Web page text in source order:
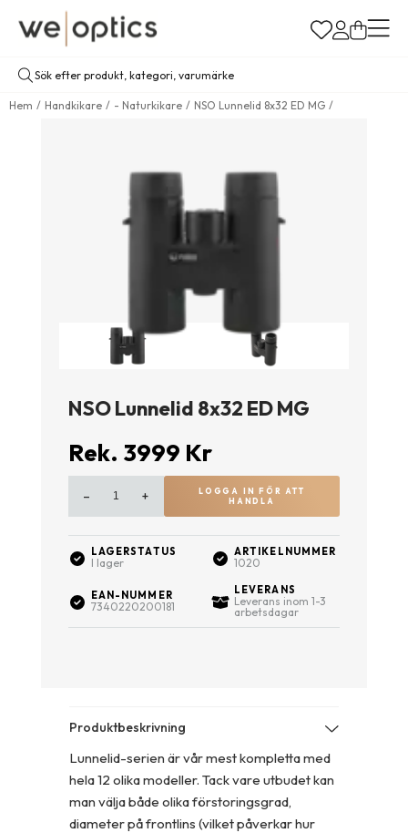
Hem Handkikare - Naturkikare NSO Lunnelid 8x32 ED MG
NSO Lunnelid 8x32 ED MG
Rek. 3999 Kr
– +
LOGGA IN FÖR ATT
HANDLA
LAGERSTATUS
I lager
ARTIKELNUMMER
1020
EAN-NUMMER
7340220200181
LEVERANS
Leverans inom 1-3
arbetsdagar
Produktbeskrivning
Lunnelid-serien är vår mest kompletta med
hela 12 olika modeller. Tack vare utbudet kan
man välja både olika förstoringsgrad,
diameter på frontlins (vilket påverkar hur